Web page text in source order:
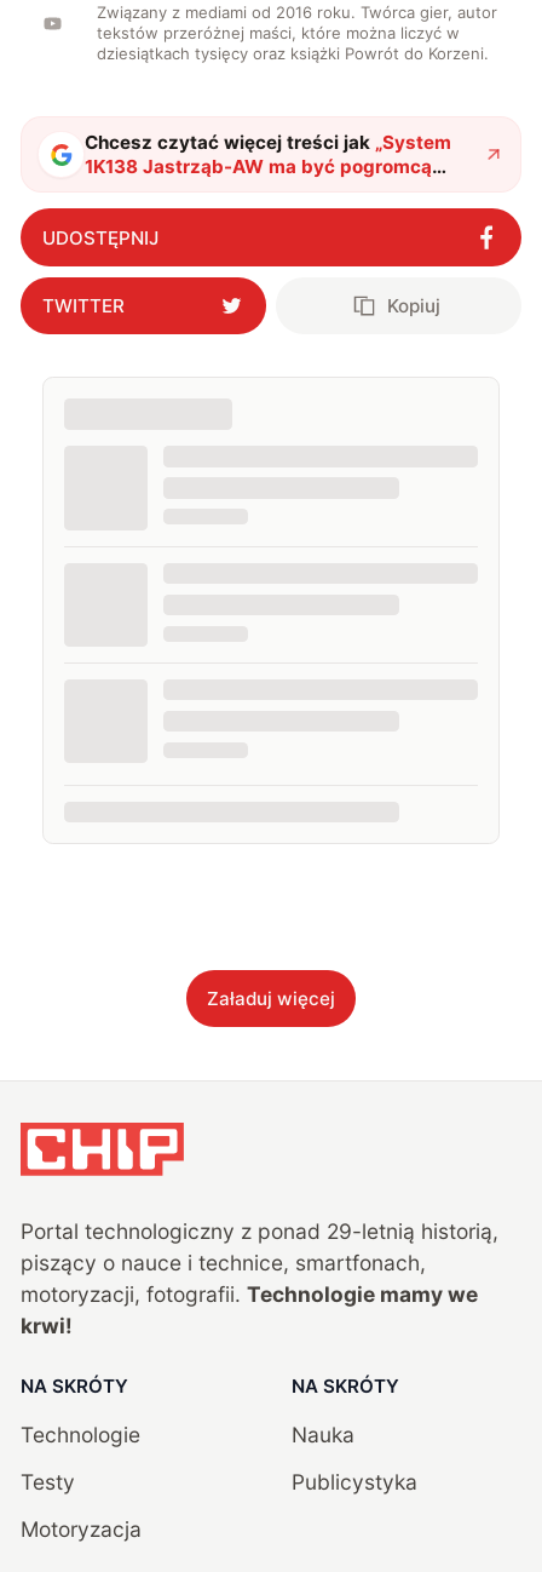
Związany z mediami od 2016 roku. Twórca gier, autor
tekstów przeróżnej maści, które można liczyć w
dziesiątkach tysięcy oraz książki Powrót do Korzeni.
Chcesz czytać więcej treści jak „System
1K138 Jastrząb-AW ma być pogromcą
wyrzutni HIMARS. Jeden z nich został przez
nią zniszczony"?
UDOSTĘPNIJ
TWITTER Kopiuj
Załaduj więcej
Portal technologiczny z ponad 29-letnią historią,
piszący o nauce i technice, smartfonach,
motoryzacji, fotografii. Technologie mamy we
krwi!
NA SKRÓTY
Technologie
Testy
Motoryzacja
NA SKRÓTY
Nauka
Publicystyka